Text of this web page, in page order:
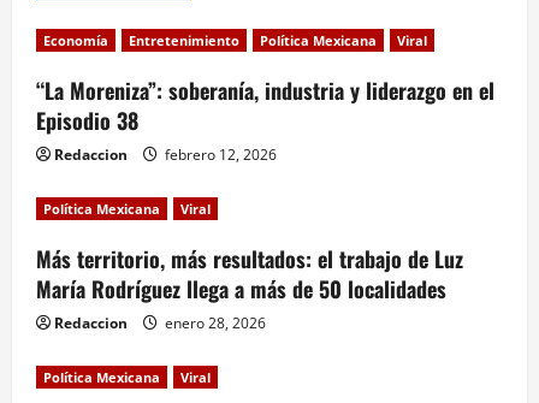
i
g
a
t
i
o
n
Economía Entretenimiento Política Mexicana Viral
“La Moreniza”: soberanía, industria y liderazgo en el
Episodio 38
Redaccion febrero 12, 2026
Política Mexicana Viral
Más territorio, más resultados: el trabajo de Luz
María Rodríguez llega a más de 50 localidades
Redaccion enero 28, 2026
Política Mexicana Viral